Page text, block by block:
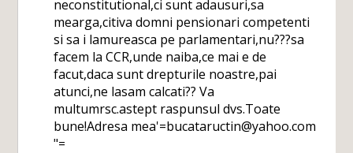
neconstitutional,ci sunt adausuri,sa
mearga,citiva domni pensionari competenti
si sa i lamureasca pe parlamentari,nu???sa
facem la CCR,unde naiba,ce mai e de
facut,daca sunt drepturile noastre,pai
atunci,ne lasam calcati?? Va
multumrsc.astept raspunsul dvs.Toate
bune!Adresa mea'=bucataructin@yahoo.com
"=